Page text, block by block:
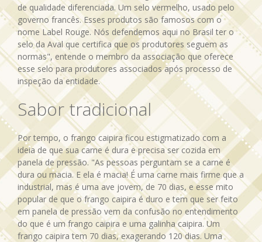
de qualidade diferenciada. Um selo vermelho, usado pelo
governo francês. Esses produtos são famosos com o
nome Label Rouge. Nós defendemos aqui no Brasil ter o
selo da Aval que certifica que os produtores seguem as
normas", entende o membro da associação que oferece
esse selo para produtores associados após processo de
inspeção da entidade.
Sabor tradicional
Por tempo, o frango caipira ficou estigmatizado com a
ideia de que sua carne é dura e precisa ser cozida em
panela de pressão. "As pessoas perguntam se a carne é
dura ou macia. E ela é macia! É uma carne mais firme que a
industrial, mas é uma ave jovem, de 70 dias, e esse mito
popular de que o frango caipira é duro e tem que ser feito
em panela de pressão vem da confusão no entendimento
do que é um frango caipira e uma galinha caipira. Um
frango caipira tem 70 dias, exagerando 120 dias. Uma